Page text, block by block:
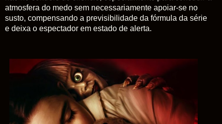
atmosfera do medo sem necessariamente apoiar-se no
susto, compensando a previsibilidade da fórmula da série
e deixa o espectador em estado de alerta.